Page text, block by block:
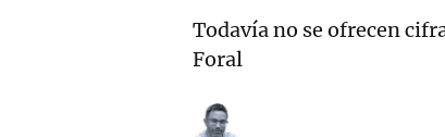
Todavía no se ofrecen
Foral